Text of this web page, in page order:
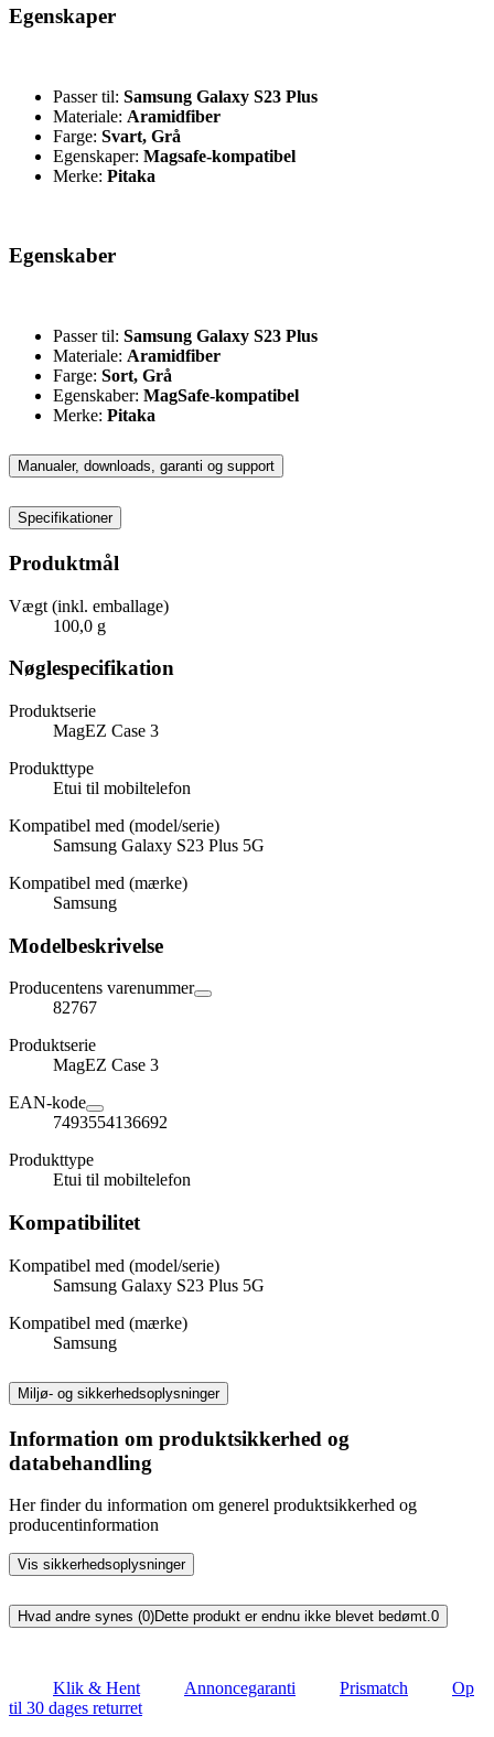
Egenskaper
Passer til: Samsung Galaxy S23 Plus
Materiale: Aramidfiber
Farge: Svart, Grå
Egenskaper: Magsafe-kompatibel
Merke: Pitaka
Egenskaber
Passer til: Samsung Galaxy S23 Plus
Materiale: Aramidfiber
Farge: Sort, Grå
Egenskaber: MagSafe-kompatibel
Merke: Pitaka
Manualer, downloads, garanti og support
Specifikationer
Produktmål
Vægt (inkl. emballage)
100,0 g
Nøglespecifikation
Produktserie
MagEZ Case 3
Produkttype
Etui til mobiltelefon
Kompatibel med (model/serie)
Samsung Galaxy S23 Plus 5G
Kompatibel med (mærke)
Samsung
Modelbeskrivelse
Producentens varenummer
82767
Produktserie
MagEZ Case 3
EAN-kode
7493554136692
Produkttype
Etui til mobiltelefon
Kompatibilitet
Kompatibel med (model/serie)
Samsung Galaxy S23 Plus 5G
Kompatibel med (mærke)
Samsung
Miljø- og sikkerhedsoplysninger
Information om produktsikkerhed og
databehandling
Her finder du information om generel produktsikkerhed og
producentinformation
Vis sikkerhedsoplysninger
Hvad andre synes (0)Dette produkt er endnu ikke blevet bedømt.0
Klik & Hent Annoncegaranti Prismatch
Op
til 30 dages returret